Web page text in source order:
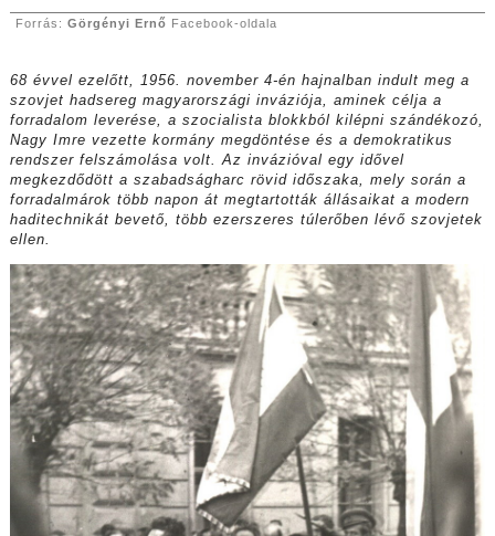
Forrás: Görgényi Ernő Facebook-oldala
68 évvel ezelőtt, 1956. november 4-én hajnalban indult meg a
szovjet hadsereg magyarországi inváziója, aminek célja a
forradalom leverése, a szocialista blokkból kilépni szándékozó,
Nagy Imre vezette kormány megdöntése és a demokratikus
rendszer felszámolása volt. Az invázióval egy idővel
megkezdődött a szabadságharc rövid időszaka, mely során a
forradalmárok több napon át megtartották állásaikat a modern
haditechnikát bevető, több ezerszeres túlerőben lévő szovjetek
ellen.